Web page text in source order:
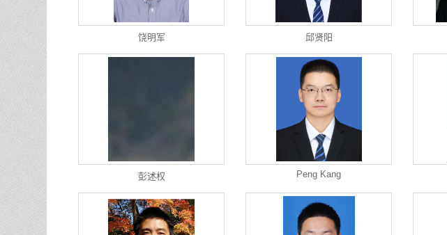
饶明军 邱贤阳
彭述权 Peng Kang